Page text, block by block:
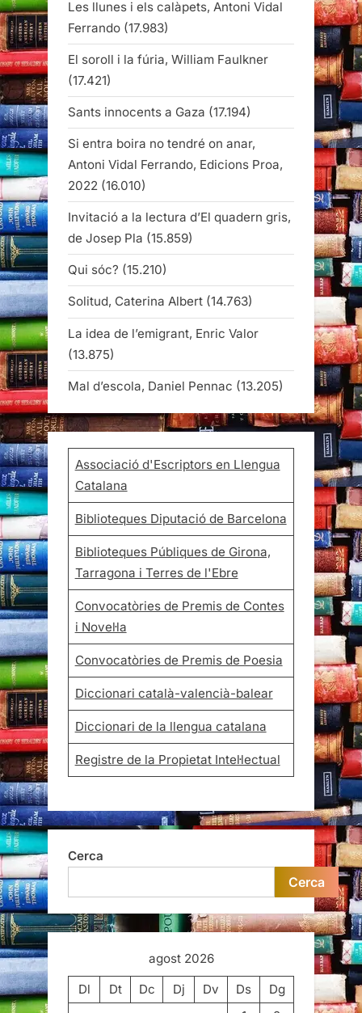
Les llunes i els calàpets, Antoni Vidal
Ferrando (17.983)
El soroll i la fúria, William Faulkner
(17.421)
Sants innocents a Gaza (17.194)
Si entra boira no tendré on anar,
Antoni Vidal Ferrando, Edicions Proa,
2022 (16.010)
Invitació a la lectura d’El quadern gris,
de Josep Pla (15.859)
Qui sóc? (15.210)
Solitud, Caterina Albert (14.763)
La idea de l’emigrant, Enric Valor
(13.875)
Mal d’escola, Daniel Pennac (13.205)
Associació d'Escriptors en Llengua
Catalana
Biblioteques Diputació de Barcelona
Biblioteques Públiques de Girona,
Tarragona i Terres de l'Ebre
Convocatòries de Premis de Contes
i Novel·la
Convocatòries de Premis de Poesia
Diccionari català-valencià-balear
Diccionari de la llengua catalana
Registre de la Propietat Intel·lectual
Cerca
Cerca
agost 2026
Dl
Dt Dc Dj Dv Ds
Dg